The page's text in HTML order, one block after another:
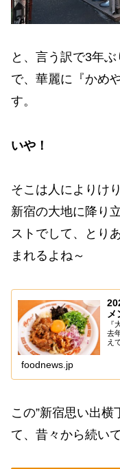
と、言う訳で3年ぶ
で、華麗に『かめ
す。
いや！
そこは人によりけ
新宿の大地に降り
ストでして、とり
まれるよね～
メ
『
去
え
と
foodnews.jp
この”新宿思い出横
て、昔々から続い